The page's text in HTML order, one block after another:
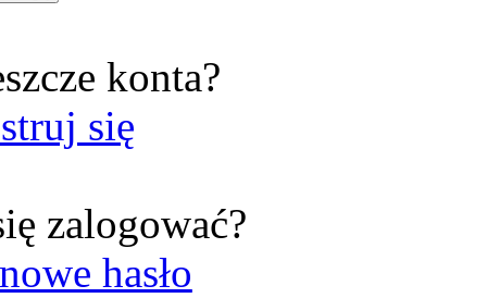
konta?
się
zalogować?
hasło